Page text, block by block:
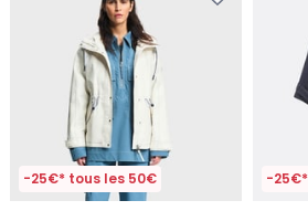
-25€* tous les 50€ -